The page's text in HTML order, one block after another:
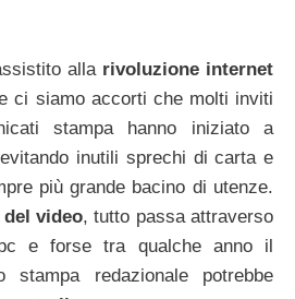
alla rivoluzione internet
ci siamo accorti che molti inviti
stampa hanno iniziato a
inutili sprechi di carta e
più grande bacino di utenze.
del video, tutto passa attraverso
e forse tra qualche anno il
stampa redazionale potrebbe